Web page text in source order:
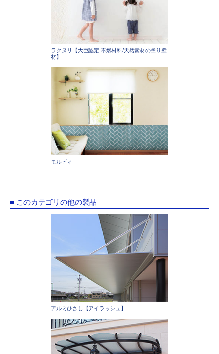
ラクヌリ【大臣認定 不燃材料/天然素材の塗り壁
材】
モルビィ
■ このカテゴリの他の製品
アルミひさし【アイラッシュ】